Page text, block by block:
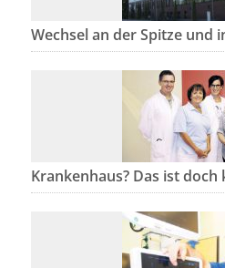
Wechsel an der Spitze und
Krankenhaus? Das ist